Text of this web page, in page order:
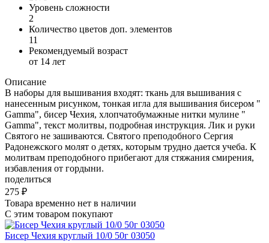
Уровень сложности
2
Количество цветов доп. элементов
11
Рекомендуемый возраст
от 14 лет
Описание
В наборы для вышивания входят: ткань для вышивания с
нанесенным рисунком, тонкая игла для вышивания бисером "
Gamma", бисер Чехия, хлопчатобумажные нитки мулине "
Gamma", текст молитвы, подробная инструкция. Лик и руки
Святого не зашиваются. Святого преподобного Сергия
Радонежского молят о детях, которым трудно дается учеба. К
молитвам преподобного прибегают для стяжания смирения,
избавления от гордыни.
поделиться
275 ₽
Товара временно нет в наличии
С этим товаром покупают
Бисер Чехия круглый 10/0 50г 03050